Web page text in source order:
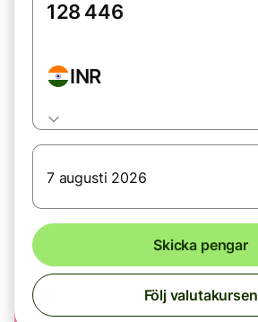
INR
7 augusti 2026
Skicka pengar
Följ valutakursen